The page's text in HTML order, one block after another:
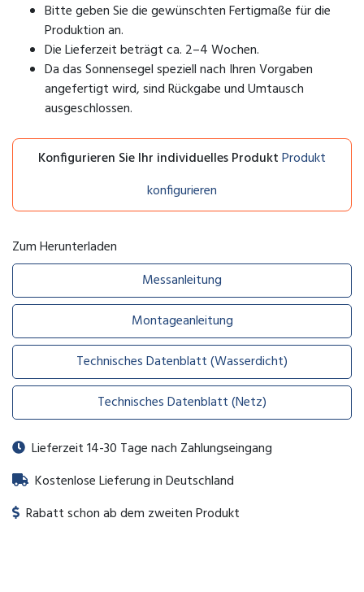
Bitte geben Sie die gewünschten Fertigmaße für die
Produktion an.
Die Lieferzeit beträgt ca. 2–4 Wochen.
Da das Sonnensegel speziell nach Ihren Vorgaben
angefertigt wird, sind Rückgabe und Umtausch
ausgeschlossen.
Konfigurieren Sie Ihr individuelles ProduktProdukt
konfigurieren
Zum Herunterladen
Messanleitung
Montageanleitung
Technisches Datenblatt (Wasserdicht)
Technisches Datenblatt (Netz)
Lieferzeit 14-30 Tage nach Zahlungseingang
Kostenlose Lieferung in Deutschland
Rabatt schon ab dem zweiten Produkt